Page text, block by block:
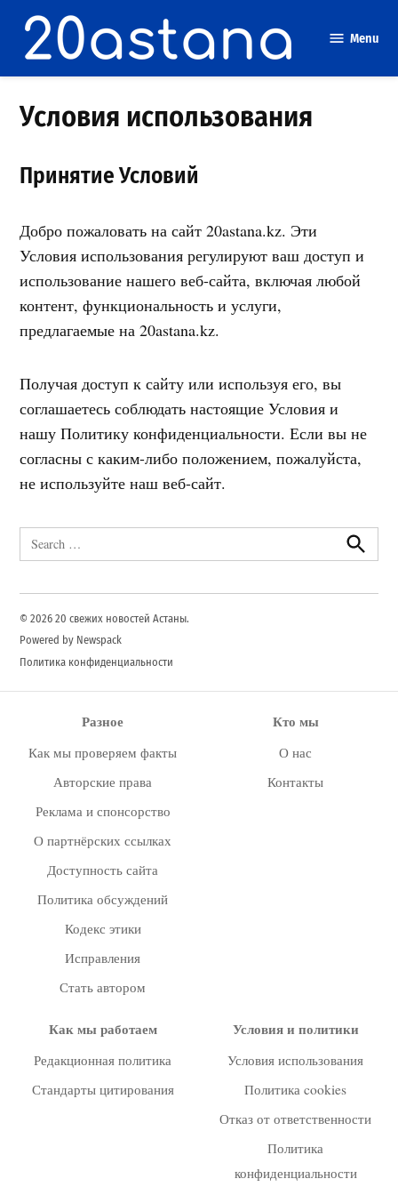
content
Menu
Условия использования
Принятие Условий
Добро пожаловать на сайт 20astana.kz. Эти
Условия использования регулируют ваш доступ и
использование нашего веб-сайта, включая любой
контент, функциональность и услуги,
предлагаемые на 20astana.kz.
Получая доступ к сайту или используя его, вы
соглашаетесь соблюдать настоящие Условия и
нашу Политику конфиденциальности. Если вы не
согласны с каким-либо положением, пожалуйста,
не используйте наш веб-сайт.
Search
for:
Search
© 2026 20 свежих новостей Астаны.
Powered by Newspack
Политика конфиденциальности
Разное
Как мы проверяем факты
Авторские права
Реклама и спонсорство
О партнёрских ссылках
Доступность сайта
Политика обсуждений
Кодекс этики
Исправления
Стать автором
Кто мы
О нас
Контакты
Как мы работаем
Редакционная политика
Стандарты цитирования
Условия и политики
Условия использования
Политика cookies
Отказ от ответственности
Политика
конфиденциальности